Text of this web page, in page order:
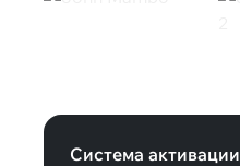
Система активации